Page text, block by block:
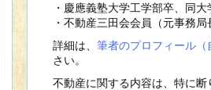
・慶應義塾大学工学部卒、同大
・不動産三田会会員（元事務局
詳細は、 筆者のプロフィール（
さい。
不動産に関する内容は、特に